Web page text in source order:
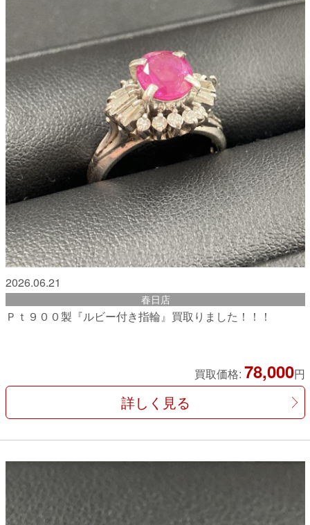
2026.06.21
春日店
Ｐｔ９００製『ルビー付き指輪』買取りました！！！
買取価格: 78,000円
詳しく見る